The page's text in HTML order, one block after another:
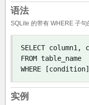
语法
SQLite 的带有 WHERE 子句
SELECT column1 ,
FROM table_name
WHERE
[condition]
实例